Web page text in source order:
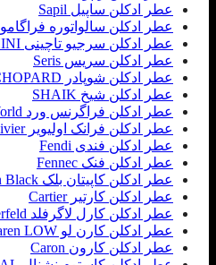
عطر ادکلن ساپیل Sapil
عطر ادکلن سالواتوره فراگامو Salvatore Ferragamo
عطر ادکلن سرجیو تاچینی SERGIO TACCHINI
عطر ادکلن سریس Seris
عطر ادکلن شوپادر CHOPARD
عطر ادکلن شیخ SHAIK
عطر ادکلن فراگرنس ورد Fragrance World
عطر ادکلن فرانک اولیویر Franck Olivier
عطر ادکلن فندی Fendi
عطر ادکلن فنک Fennec
عطر ادکلن کاپیتان بلک Captain Black
عطر ادکلن کارتیر Cartier
عطر ادکلن کارل لاگرفلد Karl Lagerfeld
عطر ادکلن کارن لو Karen LOW
عطر ادکلن کارون Caron